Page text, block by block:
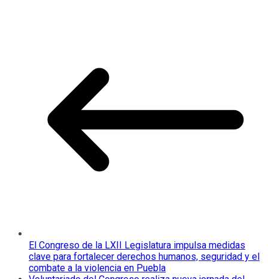
El Congreso de la LXII Legislatura impulsa medidas
clave para fortalecer derechos humanos, seguridad y el
combate a la violencia en Puebla